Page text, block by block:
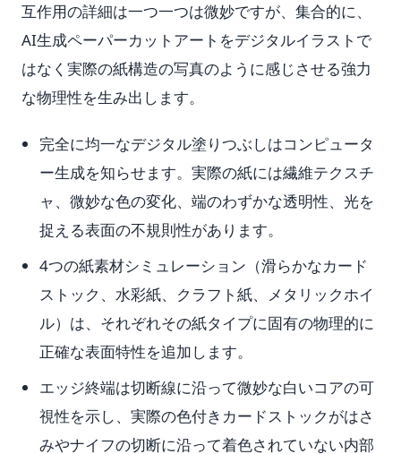
互作用の詳細は一つ一つは微妙ですが、集合的に、
AI生成ペーパーカットアートをデジタルイラストで
はなく実際の紙構造の写真のように感じさせる強力
な物理性を生み出します。
完全に均一なデジタル塗りつぶしはコンピュータ
ー生成を知らせます。実際の紙には繊維テクスチ
ャ、微妙な色の変化、端のわずかな透明性、光を
捉える表面の不規則性があります。
4つの紙素材シミュレーション（滑らかなカード
ストック、水彩紙、クラフト紙、メタリックホイ
ル）は、それぞれその紙タイプに固有の物理的に
正確な表面特性を追加します。
エッジ終端は切断線に沿って微妙な白いコアの可
視性を示し、実際の色付きカードストックがはさ
みやナイフの切断に沿って着色されていない内部